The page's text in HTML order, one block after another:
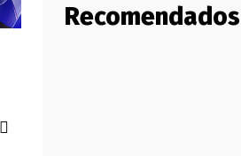
Recomendados